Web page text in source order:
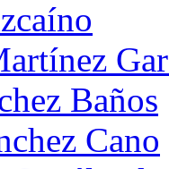
Baños
Cano